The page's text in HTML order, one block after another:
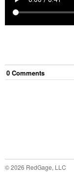
0 Comments
©2026 RedGage, LLC